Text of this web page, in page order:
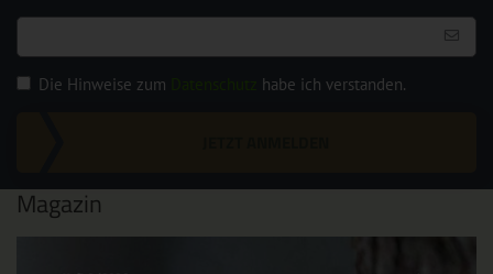
Die Hinweise zum habe ich verstanden.
Magazin